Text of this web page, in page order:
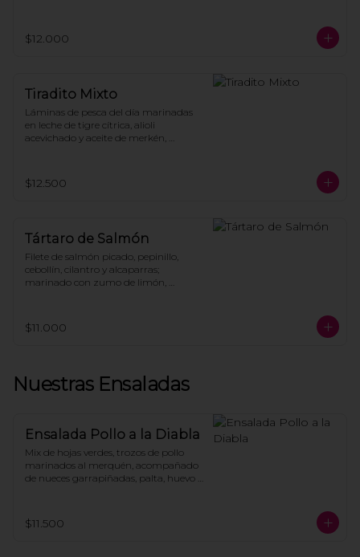
tostadas de la casa.
$12.000
Tiradito Mixto
Láminas de pesca del día marinadas
en leche de tigre cítrica, alioli
acevichado y aceite de merkén,
morada, tomate y cilantro.
$12.500
Tártaro de Salmón
Filete de salmón picado, pepinillo,
cebollín, cilantro y alcaparras;
marinado con zumo de limón,
$11.000
Nuestras Ensaladas
Ensalada Pollo a la Diabla
Mix de hojas verdes, trozos de pollo
marinados al merquén, acompañado
de nueces garrapiñadas, palta, huevo
$11.500